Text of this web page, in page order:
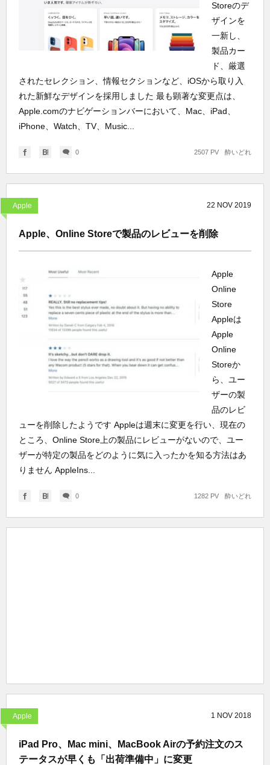
Storeのデ
ザインを
一新し、
製品カー
ド、厳選
されたセレクション、情報セクションなど、iOSから取り入
れた新鮮なデザインを採用しました 最も顕著な変更点は、
Apple.comのナビゲーションバーにおいて、Mac、iPad、
iPhone、Watch、TV、Music...
0 酔いどれ
2507 PV
Apple 22 NOV 2019
Apple、Online Storeで製品のレビューを削除
Apple
Online
Store
Appleは
Apple
Online
Storeか
ら、ユー
ザーの製
品のレビ
ューを削除したようです Appleは週末に変更を行い、現在の
ところ、Online Store上の製品にレビューがないので、ユー
ザーが特定の製品をどのように気に入ったかを知る方法はあ
りません AppleIns...
0 酔いどれ
1282 PV
Apple 1 NOV 2018
iPad Pro、Mac mini、MacBook Airの予約注文のス
テータスが早くも「出荷準備中」に変更